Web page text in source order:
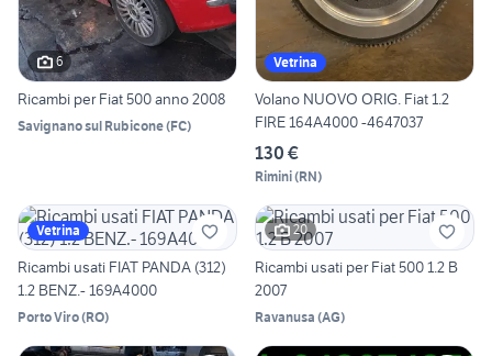
6
Ricambi per Fiat 500 anno 2008
Savignano sul Rubicone(FC)
Vetrina
Volano NUOVO ORIG. Fiat 1.2
FIRE 164A4000 -4647037
130 €
Rimini(RN)
Vetrina
Ricambi usati FIAT PANDA (312)
1.2 BENZ.- 169A4000
Porto Viro(RO)
20
Ricambi usati per Fiat 500 1.2 B
2007
Ravanusa (AG)